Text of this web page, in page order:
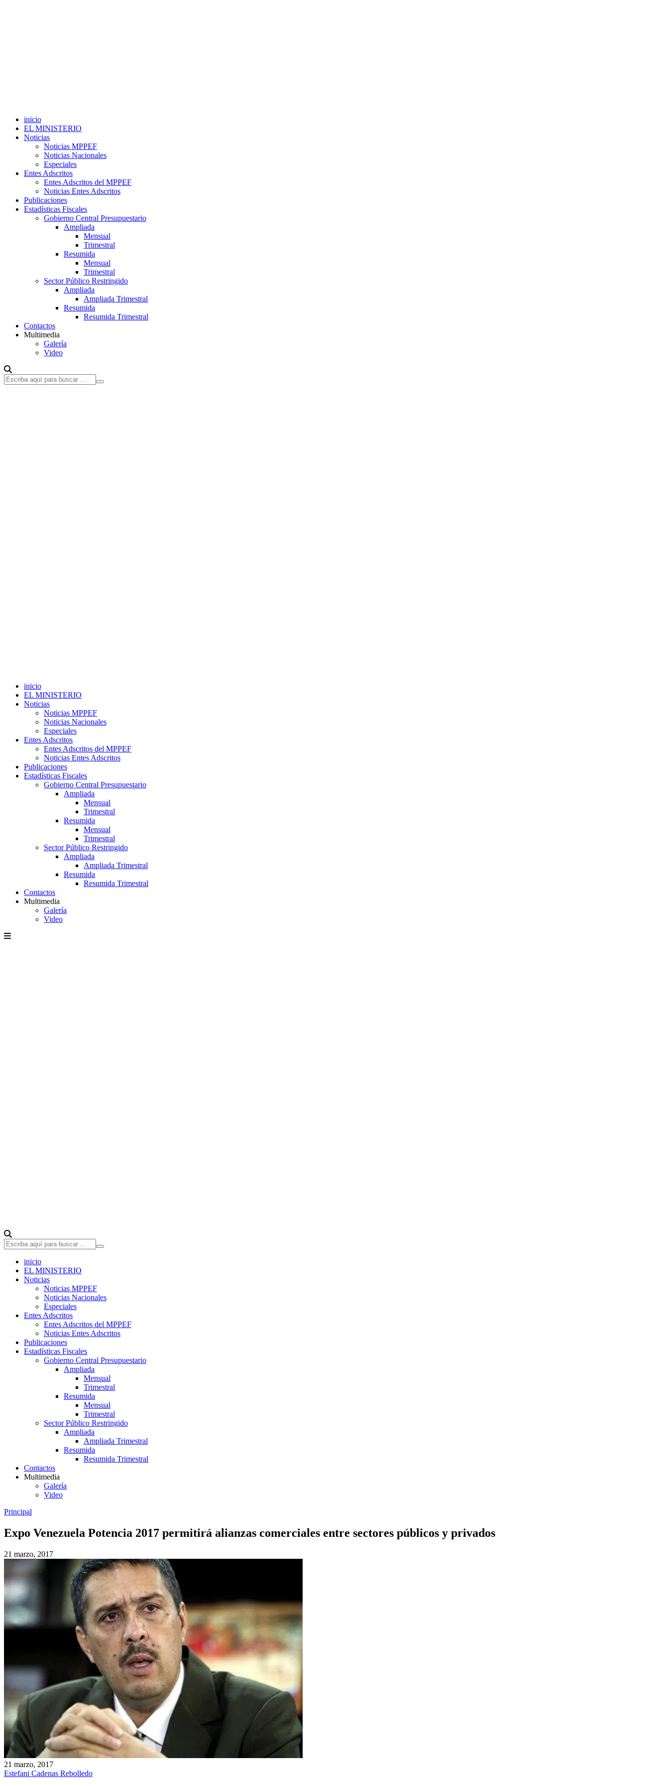
inicio
EL MINISTERIO
Noticias
Noticias MPPEF
Noticias Nacionales
Especiales
Entes Adscritos
Entes Adscritos del MPPEF
Noticias Entes Adscritos
Publicaciones
Estadísticas Fiscales
Gobierno Central Presupuestario
Ampliada
Mensual
Trimestral
Resumida
Mensual
Trimestral
Sector Público Restringido
Ampliada
Ampliada Trimestral
Resumida
Resumida Trimestral
Contactos
Multimedia
Galería
Video
inicio
EL MINISTERIO
Noticias
Noticias MPPEF
Noticias Nacionales
Especiales
Entes Adscritos
Entes Adscritos del MPPEF
Noticias Entes Adscritos
Publicaciones
Estadísticas Fiscales
Gobierno Central Presupuestario
Ampliada
Mensual
Trimestral
Resumida
Mensual
Trimestral
Sector Público Restringido
Ampliada
Ampliada Trimestral
Resumida
Resumida Trimestral
Contactos
Multimedia
Galería
Video
inicio
EL MINISTERIO
Noticias
Noticias MPPEF
Noticias Nacionales
Especiales
Entes Adscritos
Entes Adscritos del MPPEF
Noticias Entes Adscritos
Publicaciones
Estadísticas Fiscales
Gobierno Central Presupuestario
Ampliada
Mensual
Trimestral
Resumida
Mensual
Trimestral
Sector Público Restringido
Ampliada
Ampliada Trimestral
Resumida
Resumida Trimestral
Contactos
Multimedia
Galería
Video
Principal
Expo Venezuela Potencia 2017 permitirá alianzas comerciales entre sectores públicos y privados
21 marzo, 2017
21 marzo, 2017
Estefani Cadenas Rebolledo